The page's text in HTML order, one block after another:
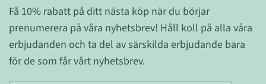
Få 10% rabatt på ditt nästa köp när du börjar
prenumerera på våra nyhetsbrev! Håll koll på alla våra
erbjudanden och ta del av särskilda erbjudande bara
för de som får vårt nyhetsbrev.